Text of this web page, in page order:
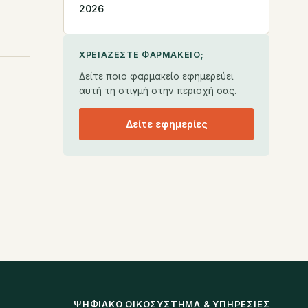
2026
ΧΡΕΙΆΖΕΣΤΕ ΦΑΡΜΑΚΕΊΟ;
Δείτε ποιο φαρμακείο εφημερεύει
αυτή τη στιγμή στην περιοχή σας.
Δείτε εφημερίες
ΨΗΦΙΑΚΌ ΟΙΚΟΣΎΣΤΗΜΑ & ΥΠΗΡΕΣΊΕΣ